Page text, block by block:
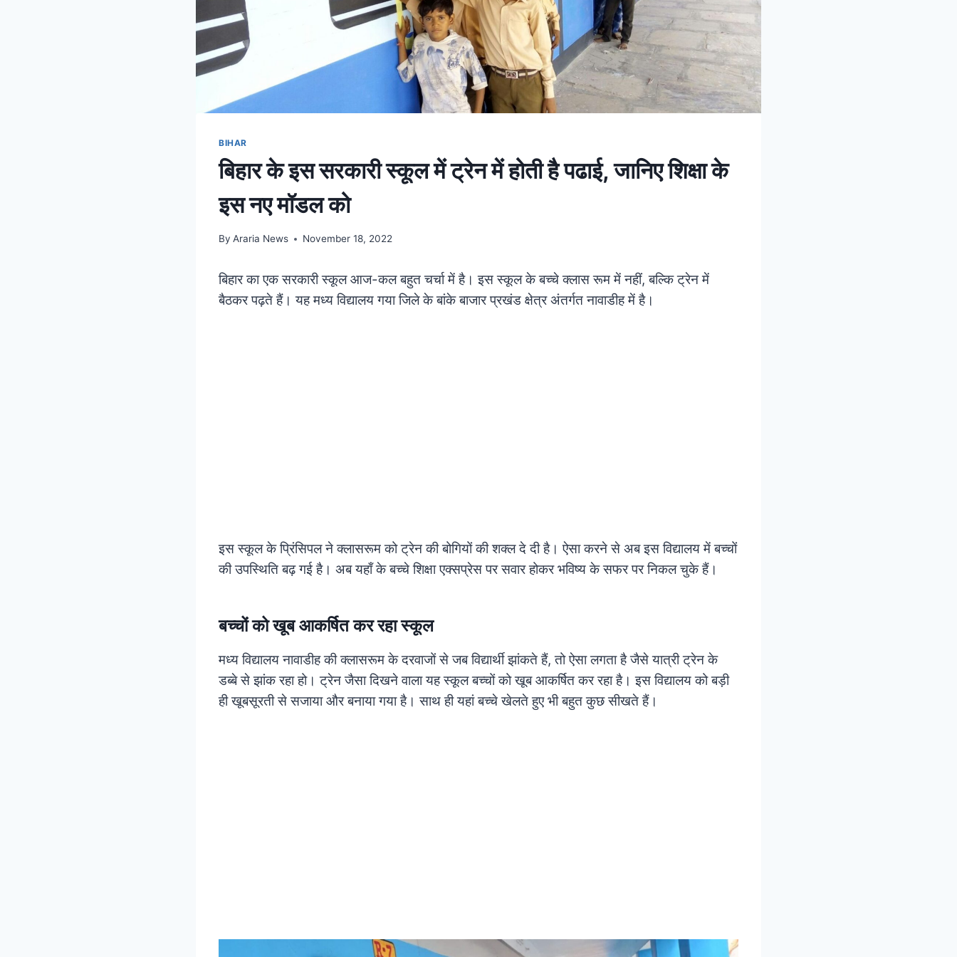
BIHAR
बिहार के इस सरकारी स्कूल में ट्रेन में होती है पढाई, जानिए शिक्षा के
इस नए मॉडल को
By Araria News November 18, 2022
बिहार का एक सरकारी स्कूल आज-कल बहुत चर्चा में है। इस स्कूल के बच्चे क्लास रूम में नहीं, बल्कि ट्रेन में
बैठकर पढ़ते हैं। यह मध्य विद्यालय गया जिले के बांके बाजार प्रखंड क्षेत्र अंतर्गत नावाडीह में है।
इस स्कूल के प्रिंसिपल ने क्लासरूम को ट्रेन की बोगियों की शक्ल दे दी है। ऐसा करने से अब इस विद्यालय में बच्चों
की उपस्थिति बढ़ गई है। अब यहाँ के बच्चे शिक्षा एक्सप्रेस पर सवार होकर भविष्य के सफर पर निकल चुके हैं।
बच्चों को खूब आकर्षित कर रहा स्कूल
मध्य विद्यालय नावाडीह की क्लासरूम के दरवाजों से जब विद्यार्थी झांकते हैं, तो ऐसा लगता है जैसे यात्री ट्रेन के
डब्बे से झांक रहा हो। ट्रेन जैसा दिखने वाला यह स्कूल बच्चों को खूब आकर्षित कर रहा है। इस विद्यालय को बड़ी
ही खूबसूरती से सजाया और बनाया गया है। साथ ही यहां बच्चे खेलते हुए भी बहुत कुछ सीखते हैं।